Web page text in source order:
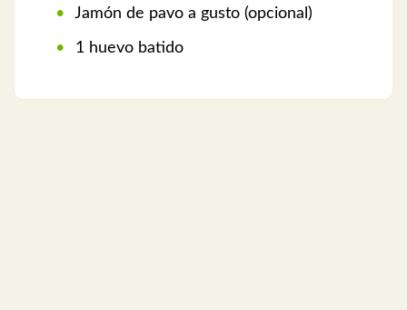
Jamón de pavo a gusto (opcional)
1 huevo batido